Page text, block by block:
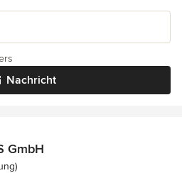
Nachricht
GmbH
5 von 5 Sternen